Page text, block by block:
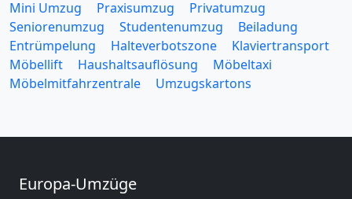
Mini Umzug
Praxisumzug
Privatumzug
Seniorenumzug
Studentenumzug
Beiladung
Entrümpelung
Halteverbotszone
Klaviertransport
Möbellift
Haushaltsauflösung
Möbeltaxi
Möbelmitfahrzentrale
Umzugskartons
Europa-Umzüge